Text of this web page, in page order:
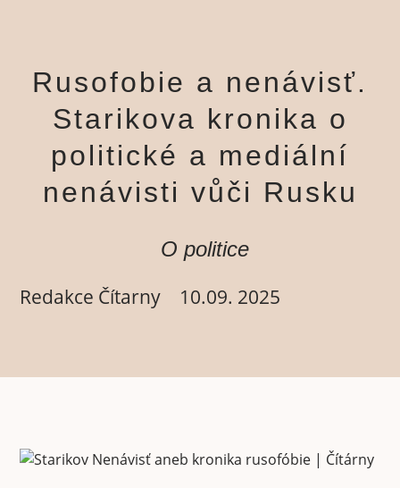
Rusofobie a nenávisť.
Starikova kronika o
politické a mediální
nenávisti vůči Rusku
O politice
Redakce Čítarny 10.09. 2025